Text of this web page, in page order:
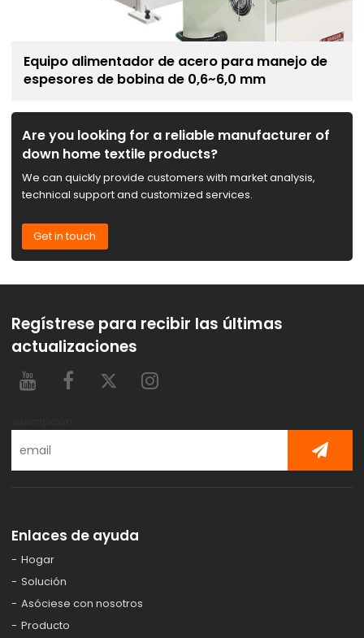
Equipo alimentador de acero para manejo de
espesores de bobina de 0,6~6,0 mm
Are you looking for a reliable manufacturer of
down home textile products?
We can quickly provide customers with market analysis,
technical support and customized services.
Get in touch
Regístrese para recibir las últimas
actualizaciones
Enlaces de ayuda
Hogar
Solución
Asóciese con nosotros
Producto